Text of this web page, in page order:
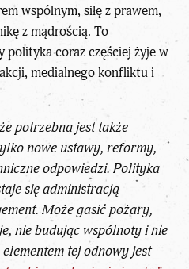
wspólnym, siłę z prawem,
z mądrością. To
polityka coraz częściej żyje w
medialnego konfliktu i
potrzebna jest także
nowe ustawy, reformy,
odpowiedzi. Polityka
się administracją
. Może gasić pożary,
nie budując wspólnoty i nie
tej odnowy jest